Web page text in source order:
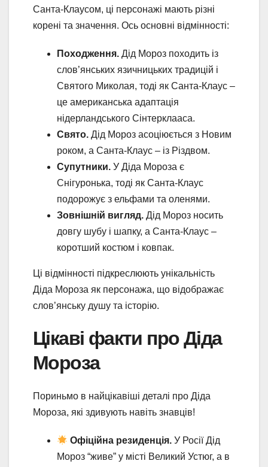
Санта-Клаусом, ці персонажі мають різні
корені та значення. Ось основні відмінності:
Походження. Дід Мороз походить із
слов’янських язичницьких традицій і
Святого Миколая, тоді як Санта-Клаус –
це американська адаптація
нідерландського Сінтерклааса.
Свято. Дід Мороз асоціюється з Новим
роком, а Санта-Клаус – із Різдвом.
Супутники. У Діда Мороза є
Снігуронька, тоді як Санта-Клаус
подорожує з ельфами та оленями.
Зовнішній вигляд. Дід Мороз носить
довгу шубу і шапку, а Санта-Клаус –
коротший костюм і ковпак.
Ці відмінності підкреслюють унікальність
Діда Мороза як персонажа, що відображає
слов’янську душу та історію.
Цікаві факти про Діда
Мороза
Пориньмо в найцікавіші деталі про Діда
Мороза, які здивують навіть знавців!
Офіційна резиденція. У Росії Дід
Мороз “живе” у місті Великий Устюг, а в